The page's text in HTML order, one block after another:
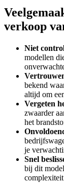
verkoop
Niet
modellen
bekend
altijd om
Vergeten
zwaarder
het
je
Snel
bij dit